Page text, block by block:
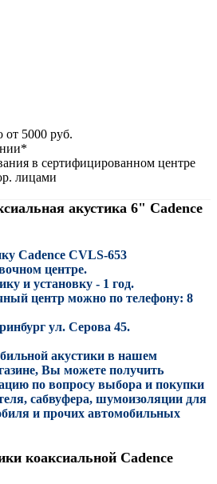
от 5000 руб.
в сертифицированном центре
лицами
акустика 6" Cadence
Cadence CVLS-653
центре.
и установку - 1 год.
центр можно по телефону: 8
ул. Серова 45.
акустики в нашем
Вы можете получить
по вопросу выбора и покупки
сабвуфера, шумоизоляции для
и прочих автомобильных
коаксиальной Cadence